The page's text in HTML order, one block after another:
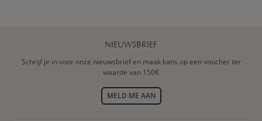
NIEUWSBRIEF
Schrijf je in voor onze nieuwsbrief en maak kans op een voucher ter
waarde van 150€
MELD ME AAN